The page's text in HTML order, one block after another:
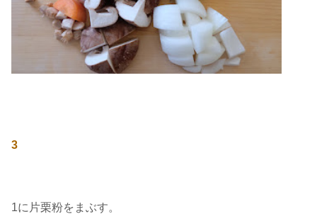
3
1に片栗粉をまぶす。